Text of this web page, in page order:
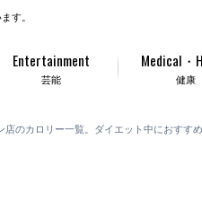
す。
芸能
Entertainment
健康
Medical・
店のカロリー一覧。ダイエット中におすす